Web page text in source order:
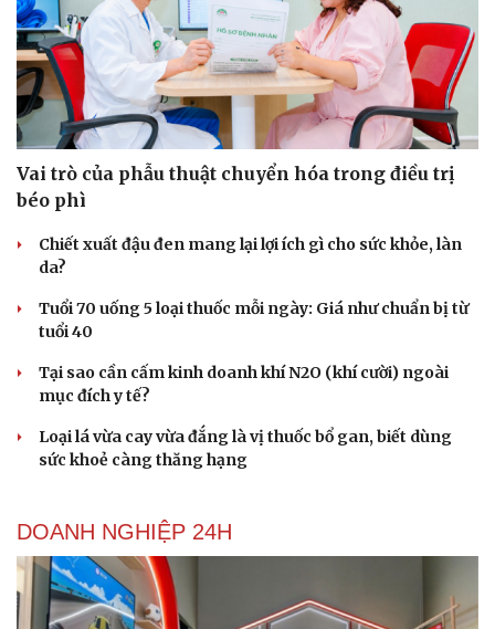
Du lịch
Tư vấn
Săn Tour
check-in
Podcast
Câu chuyện thời sự
Đọc truyện đêm khuya
Hạt giống tâm hồn
Vai trò của phẫu thuật chuyển hóa trong điều trị
béo phì
Chiết xuất đậu đen mang lại lợi ích gì cho sức khỏe, làn
da?
Tuổi 70 uống 5 loại thuốc mỗi ngày: Giá như chuẩn bị từ
tuổi 40
Tại sao cần cấm kinh doanh khí N2O (khí cười) ngoài
mục đích y tế?
Loại lá vừa cay vừa đắng là vị thuốc bổ gan, biết dùng
sức khoẻ càng thăng hạng
DOANH NGHIỆP 24H